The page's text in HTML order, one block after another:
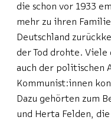
die schon vor 1933
mehr zu ihren
Deutschland
der Tod drohte.
auch der politischen
Kommunist:innen
Dazu gehörten zum
und Herta Felden,